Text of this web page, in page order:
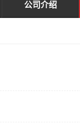
公司介绍